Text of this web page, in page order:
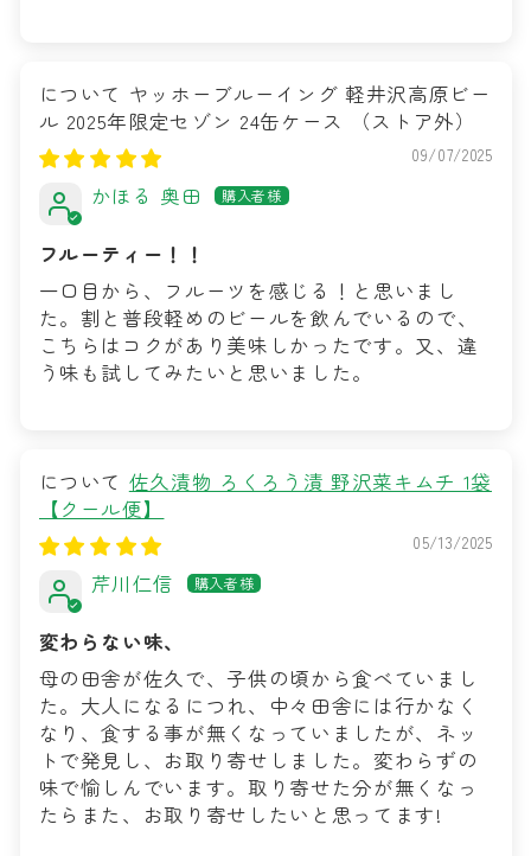
ヤッホーブルーイング 軽井沢高原ビー
ル 2025年限定セゾン 24缶ケース
09/07/2025
かほる 奥田
フルーティー！！
一口目から、フルーツを感じる！と思いまし
た。割と普段軽めのビールを飲んでいるので、
こちらはコクがあり美味しかったです。又、違
う味も試してみたいと思いました。
佐久漬物 ろくろう漬 野沢菜キムチ 1袋
【クール便】
05/13/2025
芹川仁信
変わらない味、
母の田舎が佐久で、子供の頃から食べていまし
た。大人になるにつれ、中々田舎には行かなく
なり、食する事が無くなっていましたが、ネッ
トで発見し、お取り寄せしました。変わらずの
味で愉しんでいます。取り寄せた分が無くなっ
たらまた、お取り寄せしたいと思ってます!